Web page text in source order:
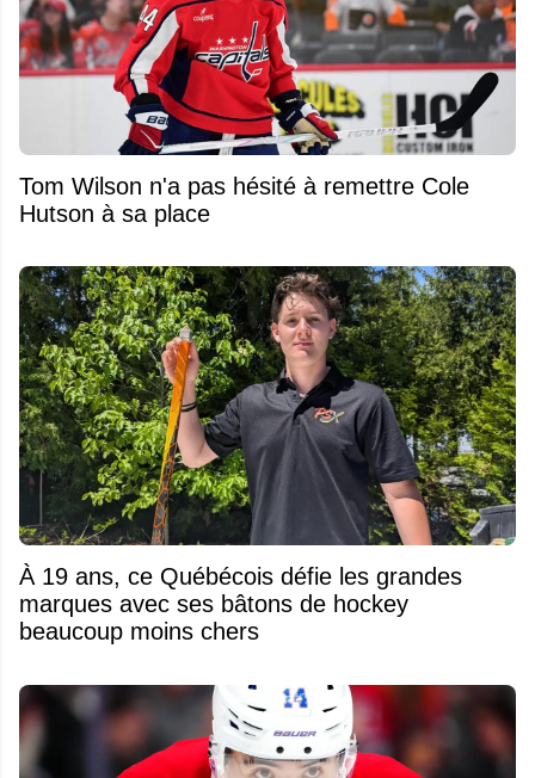
Tom Wilson n'a pas hésité à remettre Cole
Hutson à sa place
À 19 ans, ce Québécois défie les grandes
marques avec ses bâtons de hockey
beaucoup moins chers